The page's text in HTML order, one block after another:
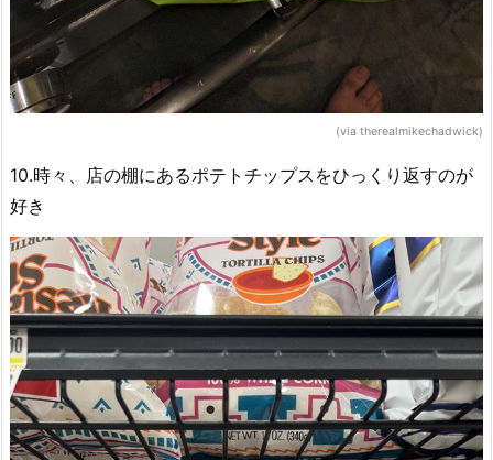
(via therealmikechadwick)
10.時々、店の棚にあるポテトチップスをひっくり返すのが
好き